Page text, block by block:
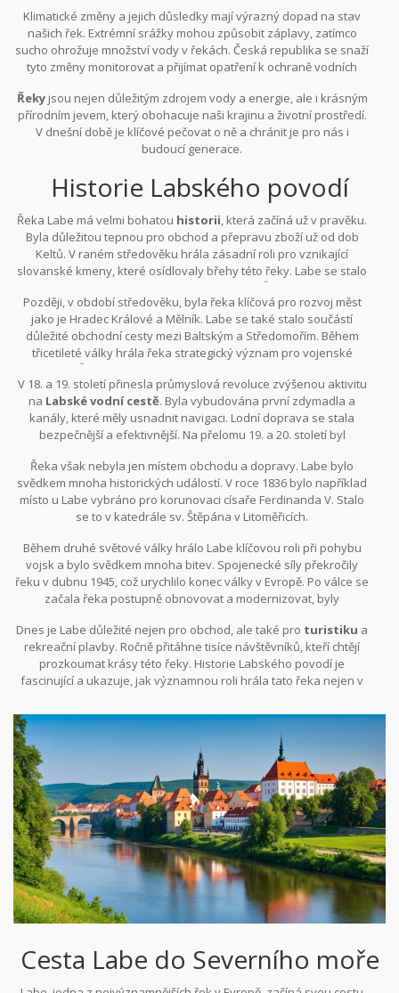
Klimatické změny a jejich důsledky mají výrazný dopad na stav
našich řek. Extrémní srážky mohou způsobit záplavy, zatímco
sucho ohrožuje množství vody v řekách. Česká republika se snaží
tyto změny monitorovat a přijímat opatření k ochraně vodních
Zlepšení říční infrastruktury, jako jsou přehrady a hráze, pomáhají
regulovat průtok vody a chránit obyvatele před záplavami.
Řekyjsou nejen důležitým zdrojem vody a energie, ale i krásným
přírodním jevem, který obohacuje naši krajinu a životní prostředí.
V dnešní době je klíčové pečovat o ně a chránit je pro nás i
budoucí generace.
Historie Labského povodí
Řeka Labe má velmi bohatou historii, která začíná už v pravěku.
Byla důležitou tepnou pro obchod a přepravu zboží už od dob
Keltů. V raném středověku hrála zásadní roli pro vznikající
slovanské kmeny, které osídlovaly břehy této řeky. Labe se stalo
součástí hranic Velkomoravské říše a později Českého království.
Když v roce 929 dobyl saský král Jindřich I. Ptáčník Prahu, říkalo se,
že 'získal nadvládu nad Labem'.
Později, v období středověku, byla řeka klíčová pro rozvoj měst
jako je Hradec Králové a Mělník. Labe se také stalo součástí
důležité obchodní cesty mezi Baltským a Středomořím. Během
třicetileté války hrála řeka strategický význam pro vojenské
operace. Řeka byla také používána pro přepravu stavebního
materiálu a zemědělských produktů.
V 18. a 19. století přinesla průmyslová revoluce zvýšenou aktivitu
na Labské vodní cestě. Byla vybudována první zdymadla a
kanály, které měly usnadnit navigaci. Lodní doprava se stala
bezpečnější a efektivnější. Na přelomu 19. a 20. století byl
své doby.
Řeka však nebyla jen místem obchodu a dopravy. Labe bylo
svědkem mnoha historických událostí. V roce 1836 bylo například
místo u Labe vybráno pro korunovaci císaře Ferdinanda V. Stalo
se to v katedrále sv. Štěpána v Litoměřicích.
Během druhé světové války hrálo Labe klíčovou roli při pohybu
vojsk a bylo svědkem mnoha bitev. Spojenecké síly překročily
řeku v dubnu 1945, což urychlilo konec války v Evropě. Po válce se
začala řeka postupně obnovovat a modernizovat, byly
Dnes je Labe důležité nejen pro obchod, ale také pro turistiku a
rekreační plavby. Ročně přitáhne tisíce návštěvníků, kteří chtějí
prozkoumat krásy této řeky. Historie Labského povodí je
fascinující a ukazuje, jak významnou roli hrála tato řeka nejen v
Cesta Labe do Severního moře